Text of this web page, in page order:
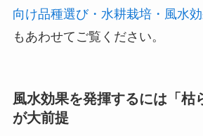
向け品種選び・水耕栽培・風水
もあわせてご覧ください。
風水効果を発揮するには「枯
が大前提